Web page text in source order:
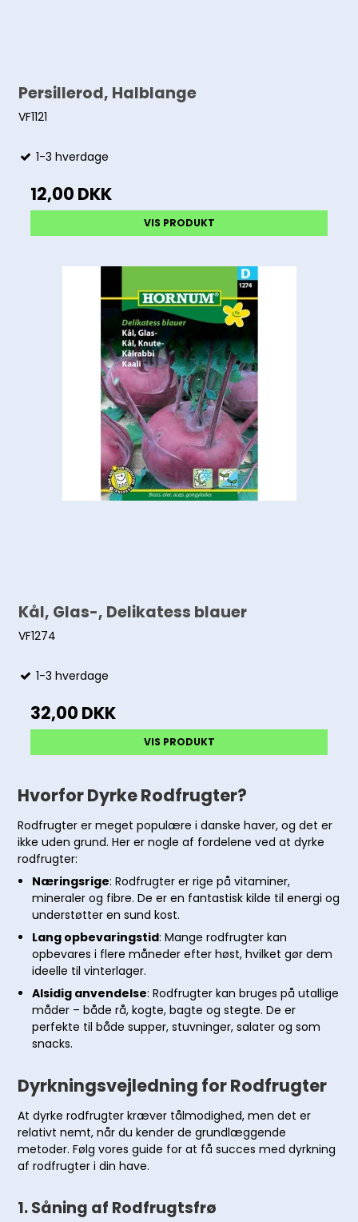
Persillerod, Halblange
VF1121
1-3 hverdage
12,00 DKK
VIS PRODUKT
Kål, Glas-, Delikatess blauer
VF1274
1-3 hverdage
32,00 DKK
VIS PRODUKT
Hvorfor Dyrke Rodfrugter?
Rodfrugter er meget populære i danske haver, og det er
ikke uden grund. Her er nogle af fordelene ved at dyrke
rodfrugter:
Næringsrige: Rodfrugter er rige på vitaminer,
mineraler og fibre. De er en fantastisk kilde til energi og
understøtter en sund kost.
Lang opbevaringstid: Mange rodfrugter kan
opbevares i flere måneder efter høst, hvilket gør dem
ideelle til vinterlager.
Alsidig anvendelse: Rodfrugter kan bruges på utallige
måder – både rå, kogte, bagte og stegte. De er
perfekte til både supper, stuvninger, salater og som
snacks.
Dyrkningsvejledning for Rodfrugter
At dyrke rodfrugter kræver tålmodighed, men det er
relativt nemt, når du kender de grundlæggende
metoder. Følg vores guide for at få succes med dyrkning
af rodfrugter i din have.
1.Såning af Rodfrugtsfrø